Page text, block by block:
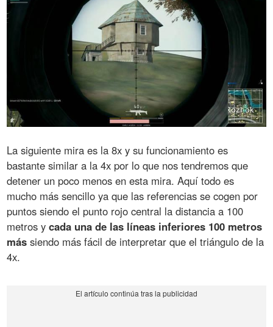
La siguiente mira es la 8x y su funcionamiento es
bastante similar a la 4x por lo que nos tendremos que
detener un poco menos en esta mira. Aquí todo es
mucho más sencillo ya que las referencias se cogen por
puntos siendo el punto rojo central la distancia a 100
metros ycada una de las líneas inferiores 100 metros
más siendo más fácil de interpretar que el triángulo de la
4x.